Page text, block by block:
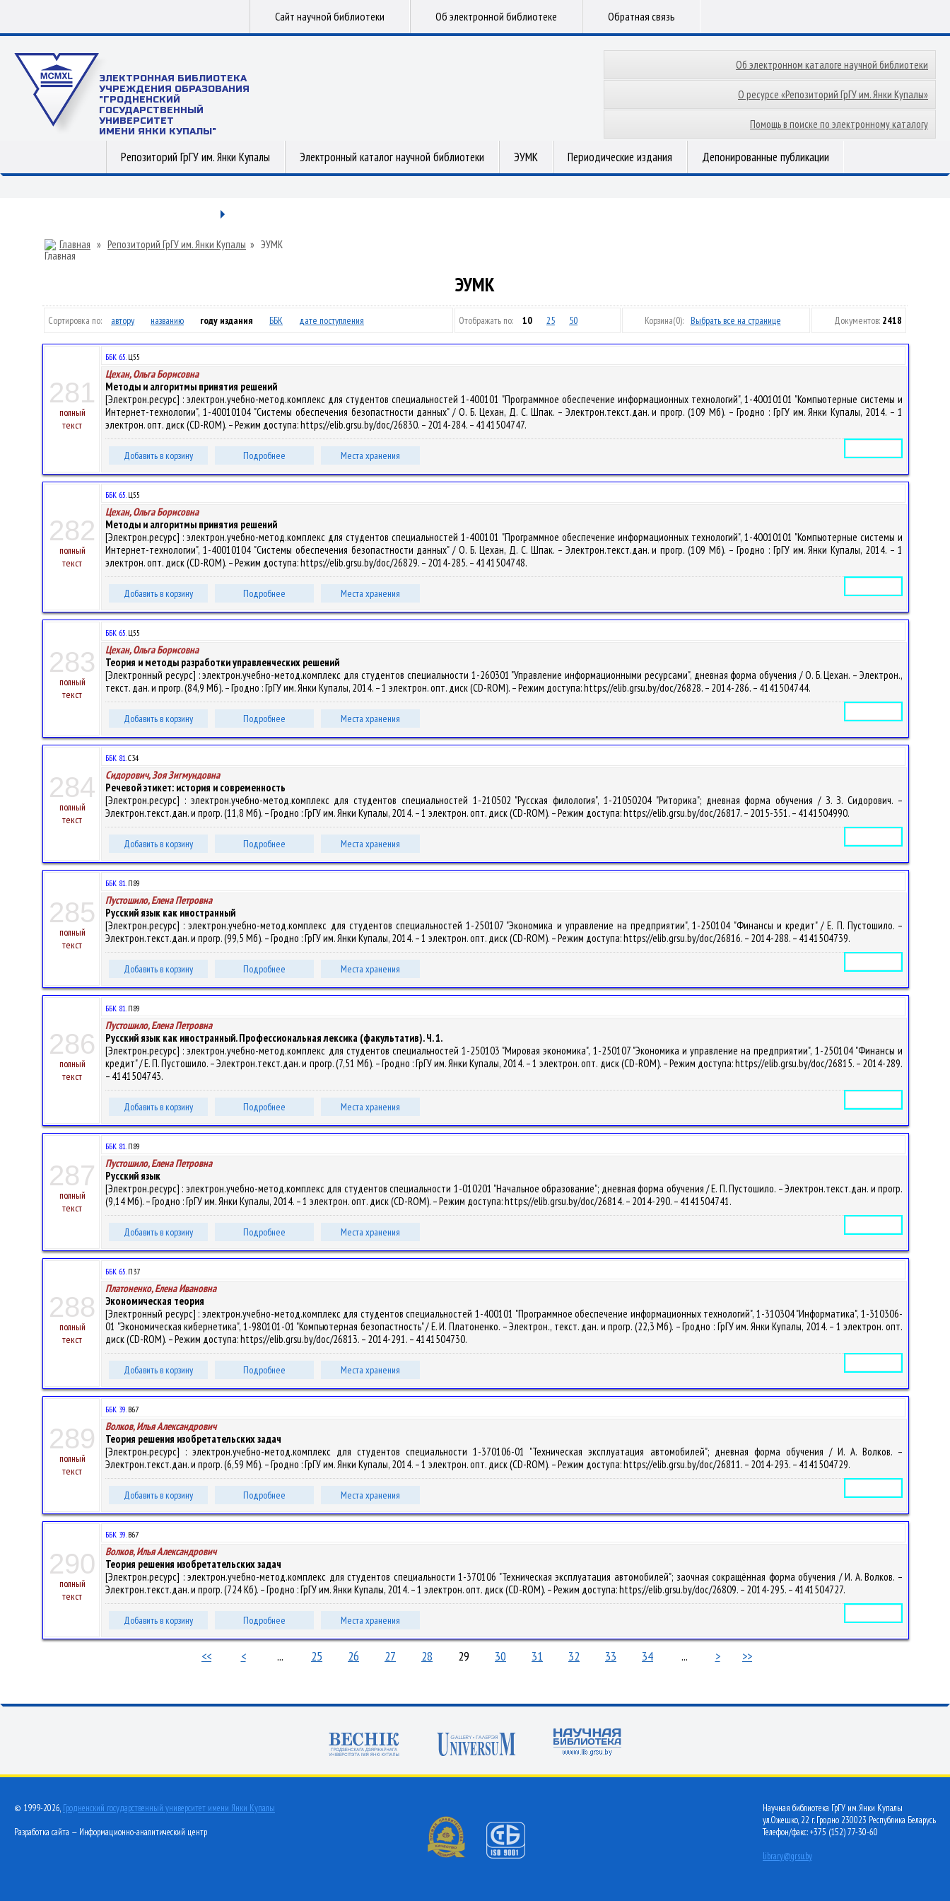
Сайт научной библиотеки Об электронной библиотеке Обратная связь
ЭЛЕКТРОННАЯ БИБЛИОТЕКА
УЧРЕЖДЕНИЯ ОБРАЗОВАНИЯ
"ГРОДНЕНСКИЙ
ГОСУДАРСТВЕННЫЙ
УНИВЕРСИТЕТ
ИМЕНИ ЯНКИ КУПАЛЫ"
Об электронном каталоге научной библиотеки
О ресурсе «Репозиторий ГрГУ им. Янки Купалы»
Помощь в поиске по электронному каталогу
Репозиторий ГрГУ им. Янки Купалы Электронный каталог научной библиотеки ЭУМК Периодические издания Депонированные публикации
Главная » Репозиторий ГрГУ им. Янки Купалы » ЭУМК
ЭУМК
Сортировка по: автору названию году издания ББК дате поступления Отображать по: 10 25 50 Корзина(0): Выбрать все на странице Документов: 2418
281
полный
текст
ББК 65.Ц55
Цехан, Ольга Борисовна
Методы и алгоритмы принятия решений
[Электрон.ресурс] : электрон.учебно-метод.комплекс для студентов специальностей 1-400101 "Программное обеспечение информационных технологий", 1-40010101 "Компьютерные системы и
Интернет-технологии", 1-40010104 "Системы обеспечения безопастности данных" / О. Б. Цехан, Д. С. Шпак. – Электрон.текст.дан. и прогр. (109 Мб). – Гродно : ГрГУ им. Янки Купалы, 2014. – 1
электрон. опт. диск (CD-ROM). – Режим доступа: https://elib.grsu.by/doc/26830. – 2014-284. – 4141504747.
Добавить в корзину Подробнее Места хранения
282
полный
текст
ББК 65.Ц55
Цехан, Ольга Борисовна
Методы и алгоритмы принятия решений
[Электрон.ресурс] : электрон.учебно-метод.комплекс для студентов специальностей 1-400101 "Программное обеспечение информационных технологий", 1-40010101 "Компьютерные системы и
Интернет-технологии", 1-40010104 "Системы обеспечения безопастности данных" / О. Б. Цехан, Д. С. Шпак. – Электрон.текст.дан. и прогр. (109 Мб). – Гродно : ГрГУ им. Янки Купалы, 2014. – 1
электрон. опт. диск (CD-ROM). – Режим доступа: https://elib.grsu.by/doc/26829. – 2014-285. – 4141504748.
Добавить в корзину Подробнее Места хранения
283
полный
текст
ББК 65.Ц55
Цехан, Ольга Борисовна
Теория и методы разработки управленческих решений
[Электронный ресурс] : электрон.учебно-метод.комплекс для студентов специальности 1-260301 "Управление информационными ресурсами", дневная форма обучения / О. Б. Цехан. – Электрон.,
текст. дан. и прогр. (84,9 Мб). – Гродно : ГрГУ им. Янки Купалы, 2014. – 1 электрон. опт. диск (CD-ROM). – Режим доступа: https://elib.grsu.by/doc/26828. – 2014-286. – 4141504744.
Добавить в корзину Подробнее Места хранения
284
полный
текст
ББК 81.С34
Сидорович, Зоя Зигмундовна
Речевой этикет: история и современность
[Электрон.ресурс] : электрон.учебно-метод.комплекс для студентов специальностей 1-210502 "Русская филология", 1-21050204 "Риторика"; дневная форма обучения / З. З. Сидорович. –
Электрон.текст.дан. и прогр. (11,8 Мб). – Гродно : ГрГУ им. Янки Купалы, 2014. – 1 электрон. опт. диск (CD-ROM). – Режим доступа: https://elib.grsu.by/doc/26817. – 2015-351. – 4141504990.
Добавить в корзину Подробнее Места хранения
285
полный
текст
ББК 81.П89
Пустошило, Елена Петровна
Русский язык как иностранный
[Электрон.ресурс] : электрон.учебно-метод.комплекс для студентов специальностей 1-250107 "Экономика и управление на предприятии", 1-250104 "Финансы и кредит" / Е. П. Пустошило. –
Электрон.текст.дан. и прогр. (99,5 Мб). – Гродно : ГрГУ им. Янки Купалы, 2014. – 1 электрон. опт. диск (CD-ROM). – Режим доступа: https://elib.grsu.by/doc/26816. – 2014-288. – 4141504739.
Добавить в корзину Подробнее Места хранения
286
полный
текст
ББК 81.П89
Пустошило, Елена Петровна
Русский язык как иностранный. Профессиональная лексика (факультатив). Ч. 1.
[Электрон.ресурс] : электрон.учебно-метод.комплекс для студентов специальностей 1-250103 "Мировая экономика", 1-250107 "Экономика и управление на предприятии", 1-250104 "Финансы и
кредит" / Е. П. Пустошило. – Электрон.текст.дан. и прогр. (7,51 Мб). – Гродно : ГрГУ им. Янки Купалы, 2014. – 1 электрон. опт. диск (CD-ROM). – Режим доступа: https://elib.grsu.by/doc/26815. – 2014-289.
– 4141504743.
Добавить в корзину Подробнее Места хранения
287
полный
текст
ББК 81.П89
Пустошило, Елена Петровна
Русский язык
[Электрон.ресурс] : электрон.учебно-метод.комплекс для студентов специальности 1-010201 "Начальное образование"; дневная форма обучения / Е. П. Пустошило. – Электрон.текст.дан. и прогр.
(9,14 Мб). – Гродно : ГрГУ им. Янки Купалы, 2014. – 1 электрон. опт. диск (CD-ROM). – Режим доступа: https://elib.grsu.by/doc/26814. – 2014-290. – 4141504741.
Добавить в корзину Подробнее Места хранения
288
полный
текст
ББК 65.П37
Платоненко, Елена Ивановна
Экономическая теория
[Электронный ресурс] : электрон.учебно-метод.комплекс для студентов специальностей 1-400101 "Программное обеспечение информационных технологий", 1-310304 "Информатика", 1-310306-
01 "Экономическая кибернетика", 1-980101-01 "Компьютерная безопастность" / Е. И. Платоненко. – Электрон., текст. дан. и прогр. (22,3 Мб). – Гродно : ГрГУ им. Янки Купалы, 2014. – 1 электрон. опт.
диск (CD-ROM). – Режим доступа: https://elib.grsu.by/doc/26813. – 2014-291. – 4141504730.
Добавить в корзину Подробнее Места хранения
289
полный
текст
ББК 39.В67
Волков, Илья Александрович
Теория решения изобретательских задач
[Электрон.ресурс] : электрон.учебно-метод.комплекс для студентов специальности 1-370106-01 "Техническая эксплуатация автомобилей"; дневная форма обучения / И. А. Волков. –
Электрон.текст.дан. и прогр. (6,59 Мб). – Гродно : ГрГУ им. Янки Купалы, 2014. – 1 электрон. опт. диск (CD-ROM). – Режим доступа: https://elib.grsu.by/doc/26811. – 2014-293. – 4141504729.
Добавить в корзину Подробнее Места хранения
290
полный
текст
ББК 39.В67
Волков, Илья Александрович
Теория решения изобретательских задач
[Электрон.ресурс] : электрон.учебно-метод.комплекс для студентов специальности 1-370106 "Техническая эксплуатация автомобилей"; заочная сокращённая форма обучения / И. А. Волков. –
Электрон.текст.дан. и прогр. (724 Кб). – Гродно : ГрГУ им. Янки Купалы, 2014. – 1 электрон. опт. диск (CD-ROM). – Режим доступа: https://elib.grsu.by/doc/26809. – 2014-295. – 4141504727.
Добавить в корзину Подробнее Места хранения
<< < ... 25 26 27 28 29 30 31 32 33 34 ... > >>
© 1999-2026, Гродненский государственный университет имени Янки Купалы
Разработка сайта — Информационно-аналитический центр
Научная библиотека ГрГУ им. Янки Купалы
ул.Ожешко, 22 г. Гродно 230023 Республика Беларусь
Телефон/факс: +375 (152) 77-30-60
library@grsu.by